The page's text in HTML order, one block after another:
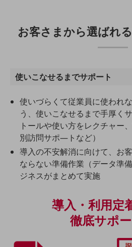
運輸業
その他の業界はこちら
ビジネスお悩み診断
NTTドコモビジネス
オンラインショップ
モバイル・ICTサービスをオンラインで
相談・申し込みができるバーチャルショップ
法人向けモバイルトップ
はじめての方へ
サービス・商品を探す
100回線以上のお問い合わせ・お見積りは
お客さまから選ばれ
使いこなせるまでサポート
使いづらくて従業員に使われ
う、使いこなせるまで手厚く
トールや使い方をレクチャー
別訪問サポ―トなど）
導入の不安解消に向けて、お
ならない準備作業（データ準
ジネスがまとめて実施
導入・利用定
徹底サポー